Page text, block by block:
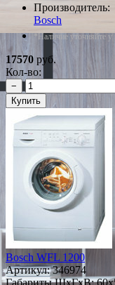
Производитель:
Bosch
*Наличие уточняйте у
17570 руб.
Кол-во:
−
Купить
Bosch WFL 1200
Артикул:346974
Габариты ШxГxВ: